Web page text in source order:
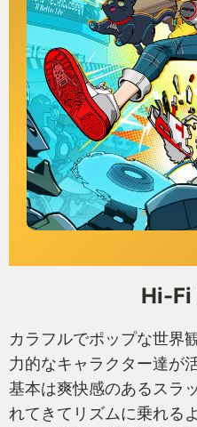
Hi-Fi
カラフルでポップな世界
力的なキャラクター達が
基本は爽快感のあるスラ
れてきてリズムに乗れる